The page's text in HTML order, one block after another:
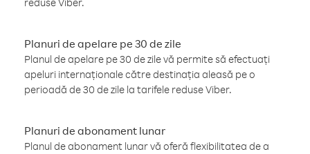
Planuri de apelare pe 30 de zile
Planul de apelare pe 30 de zile vă permite să efectuați
apeluri internaționale către destinația aleasă pe o
perioadă de 30 de zile la tarifele reduse Viber.
Planuri de abonament lunar
Planul de abonament lunar vă oferă flexibilitatea de a